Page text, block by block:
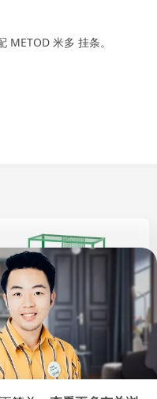
METOD 米多 挂条。
厘米
品
限定款